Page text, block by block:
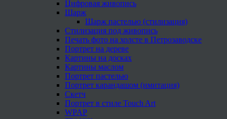
Цифровая живопись
Шарж
Шарж пастелью (стилизация)
Стилизация под живопись
Печать фото на холсте в Петрозаводске
Портрет на дереве
Картины на досках
Картины маслом
Портрет пастелью
Портрет карандашом (имитация)
Скетч
Портрет в стиле Touch Art
WPAP